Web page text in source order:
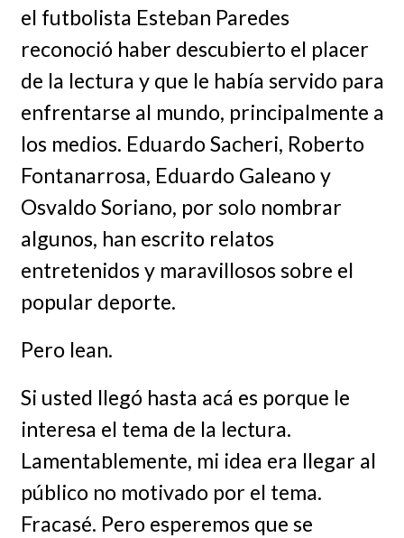
el futbolista Esteban Paredes
reconoció haber descubierto el placer
de la lectura y que le había servido para
enfrentarse al mundo, principalmente a
los medios. Eduardo Sacheri, Roberto
Fontanarrosa, Eduardo Galeano y
Osvaldo Soriano, por solo nombrar
algunos, han escrito relatos
entretenidos y maravillosos sobre el
popular deporte.
Pero lean.
Si usted llegó hasta acá es porque le
interesa el tema de la lectura.
Lamentablemente, mi idea era llegar al
público no motivado por el tema.
Fracasé. Pero esperemos que se